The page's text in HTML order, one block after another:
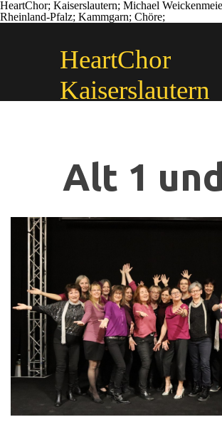
HeartChor; Kaiserslautern; Michael
Rheinland-Pfalz; Kammgarn; Chöre;
HeartChor
Kaiserslautern
Alt 1